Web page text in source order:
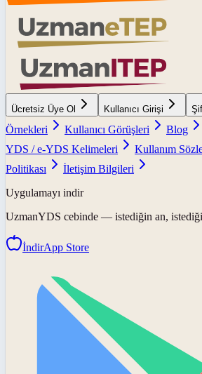
Ücretsiz Üye Ol Kullanıcı Girişi
Örnekleri
Kullanıcı Görüşleri Blog
YDS / e-YDS Kelimeleri
Kullanım
Politikası
İletişim Bilgileri
Uygulamayı indir
UzmanYDS cebinde — istediğin an,
İndirApp Store